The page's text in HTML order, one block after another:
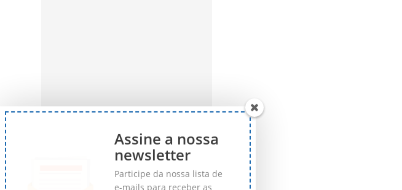
Assine a nossa
newsletter
Participe da nossa lista de
e-mails para receber as